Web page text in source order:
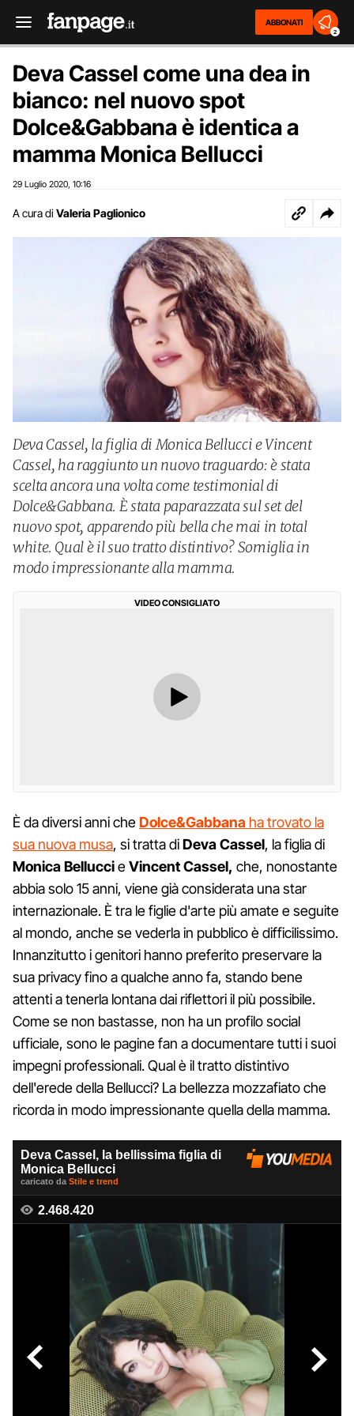
ABBONATI
2
Deva Cassel come una dea in
bianco: nel nuovo spot
Dolce&Gabbana è identica a
mamma Monica Bellucci
29 Luglio 2020 10:16
A cura di Valeria Paglionico
Deva Cassel, la figlia di Monica Bellucci e Vincent
Cassel, ha raggiunto un nuovo traguardo: è stata
scelta ancora una volta come testimonial di
Dolce&Gabbana. È stata paparazzata sul set del
nuovo spot, apparendo più bella che mai in total
white. Qual è il suo tratto distintivo? Somiglia in
modo impressionante alla mamma.
VIDEO CONSIGLIATO
È da diversi anni cheDolce&Gabbana ha trovato la
sua nuova musa, si tratta diDeva Cassel, la figlia di
Monica BelluccieVincent Cassel, che, nonostante
abbia solo 15 anni, viene già considerata una star
internazionale. È tra le figlie d'arte più amate e seguite
al mondo, anche se vederla in pubblico è difficilissimo.
Innanzitutto i genitori hanno preferito preservare la
sua privacy fino a qualche anno fa, stando bene
attenti a tenerla lontana dai riflettori il più possibile.
Come se non bastasse, non ha un profilo social
ufficiale, sono le pagine fan a documentare tutti i suoi
impegni professionali. Qual è il tratto distintivo
dell'erede della Bellucci? La bellezza mozzafiato che
ricorda in modo impressionante quella della mamma.